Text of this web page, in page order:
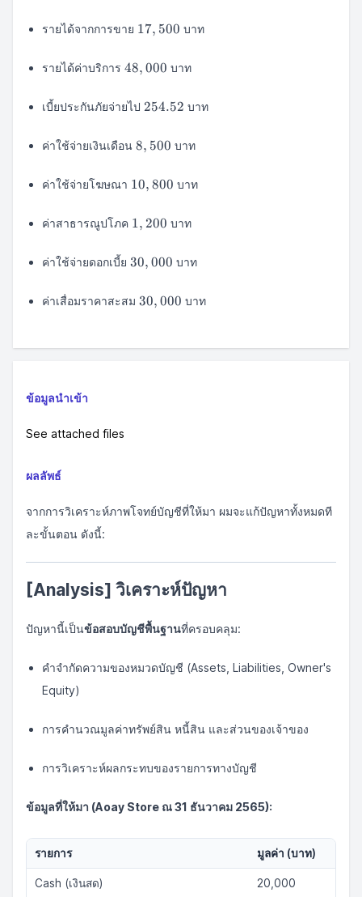
รายได้จากการขาย 17,500
17, 500 บาท
รายได้ค่าบริการ 48,000
48, 000 บาท
เบี้ยประกันภัยจ่ายไป 254.52
254.52 บาท
ค่าใช้จ่ายเงินเดือน 8,500
8, 500 บาท
ค่าใช้จ่ายโฆษณา 10,800
10, 800 บาท
ค่าสาธารณูปโภค 1,200
1, 200 บาท
ค่าใช้จ่ายดอกเบี้ย 30,000
30, 000 บาท
ค่าเสื่อมราคาสะสม 30,000
30, 000 บาท
ข้อมูลนำเข้า
See attached files
ผลลัพธ์
จากการวิเคราะห์ภาพโจทย์บัญชีที่ให้มา ผมจะแก้ปัญหาทั้งหมดที
ละขั้นตอน ดังนี้:
[Analysis] วิเคราะห์ปัญหา
ปัญหานี้เป็นข้อสอบบัญชีพื้นฐานที่ครอบคลุม:
คำจำกัดความของหมวดบัญชี (Assets, Liabilities, Owner's
Equity)
การคำนวณมูลค่าทรัพย์สิน หนี้สิน และส่วนของเจ้าของ
การวิเคราะห์ผลกระทบของรายการทางบัญชี
ข้อมูลที่ให้มา (Aoay Store ณ 31 ธันวาคม 2565):
รายการ มูลค่า (บาท)
Cash (เงินสด) 20,000